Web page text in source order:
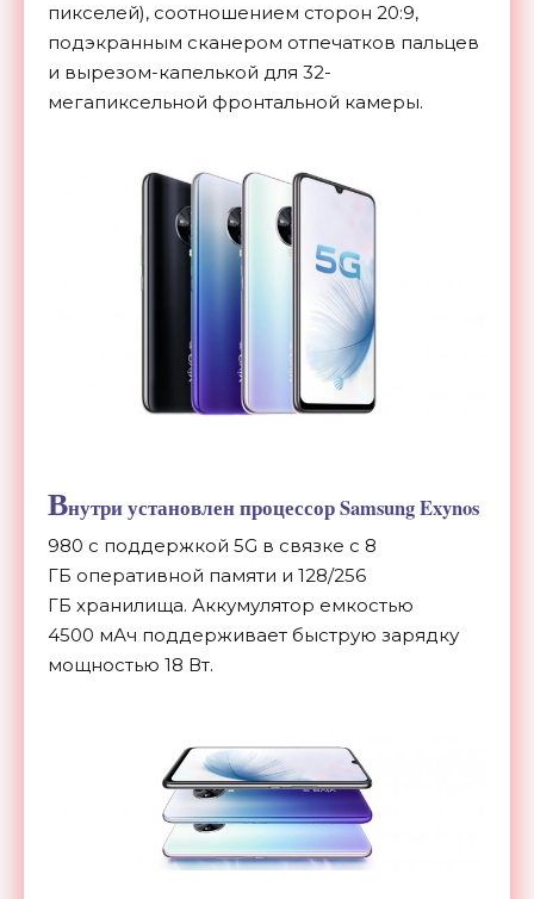
пикселей), соотношением сторон 20:9,
подэкранным сканером отпечатков пальцев
и вырезом-капелькой для 32-
мегапиксельной фронтальной камеры.
Внутри установлен процессор Samsung Exynos
980 с поддержкой 5G в связке с 8
ГБ оперативной памяти и 128/256
ГБ хранилища. Аккумулятор емкостью
4500 мАч поддерживает быструю зарядку
мощностью 18 Вт.